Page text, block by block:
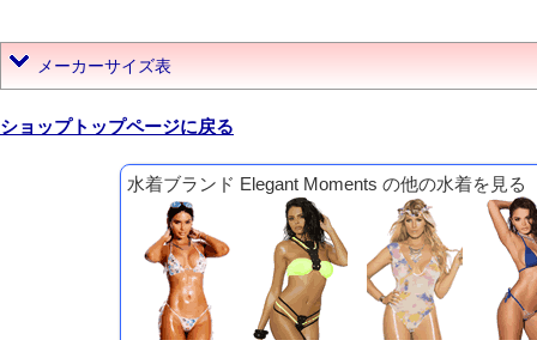
メーカーサイズ表
ショップトップページに戻る
水着ブランド Elegant Moments の他の水着を見る